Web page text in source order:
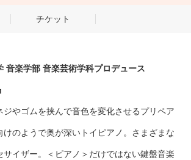
チケット
音楽学部 音楽芸術学科プロデュース
ジやゴムを挟んで音色を変化させるプリペア
けのようで奥が深いトイピアノ。さまざまな
サイザー。＜ピアノ＞だけではない鍵盤音楽